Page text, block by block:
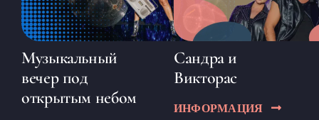
Музыкальный
вечер под
открытым небом
Сандра и
Викторас
ИНФОРМАЦИЯ